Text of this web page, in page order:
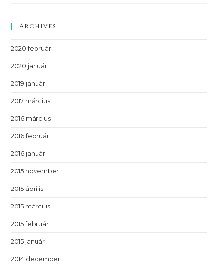
Archives
2020 február
2020 január
2019 január
2017 március
2016 március
2016 február
2016 január
2015 november
2015 április
2015 március
2015 február
2015 január
2014 december